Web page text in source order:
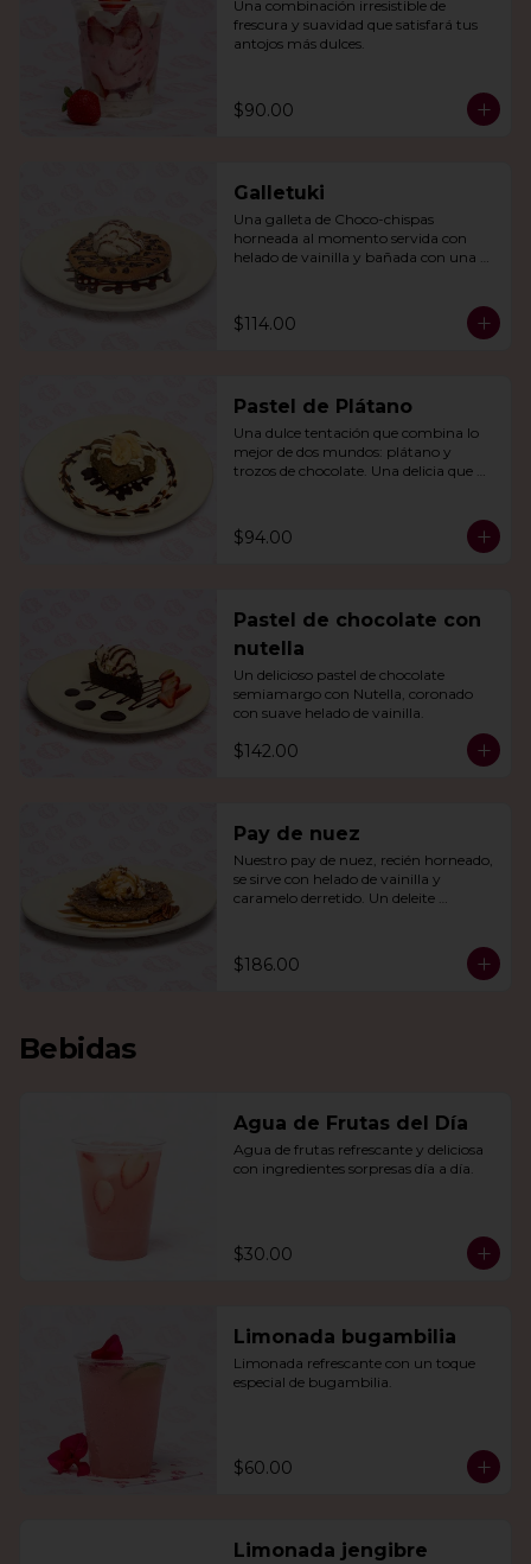
Una combinación irresistible de
frescura y suavidad que satisfará tus
antojos más dulces.
$90.00
Galletuki
Una galleta de Choco-chispas
horneada al momento servida con
helado de vainilla y bañada con una
$114.00
Pastel de Plátano
Una dulce tentación que combina lo
mejor de dos mundos: plátano y
trozos de chocolate. Una delicia que
$94.00
Pastel de chocolate con
nutella
Un delicioso pastel de chocolate
semiamargo con Nutella, coronado
con suave helado de vainilla.
$142.00
Pay de nuez
Nuestro pay de nuez, recién horneado,
se sirve con helado de vainilla y
caramelo derretido. Un deleite
$186.00
Bebidas
Agua de Frutas del Día
Agua de frutas refrescante y deliciosa
con ingredientes sorpresas día a día.
$30.00
Limonada bugambilia
Limonada refrescante con un toque
especial de bugambilia.
$60.00
Limonada jengibre